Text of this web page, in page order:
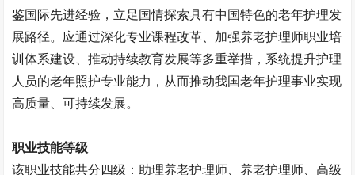
鉴国际先进经验，立足国情探索具有中国特色的老年护理发
展路径。应通过深化专业课程改革、加强养老护理师职业培
训体系建设、推动持续教育发展等多重举措，系统提升护理
人员的老年照护专业能力，从而推动我国老年护理事业实现
高质量、可持续发展。
职业技能等级
该职业技能共分四级：助理养老护理师、养老护理师、高级